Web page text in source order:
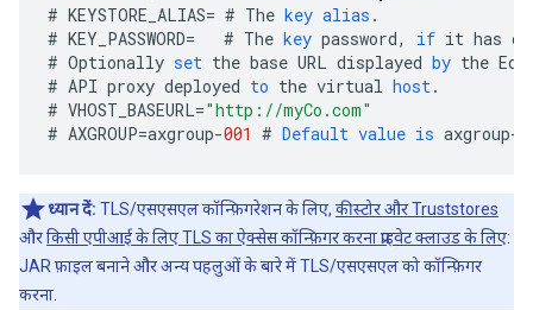
# KEYSTORE_ALIAS= # The key alias .
# KEY_PASSWORD= # The key password, if it has
# Optionally set the base URL displayed by the
# API proxy deployed to the virtual host.
# VHOST_BASEURL="http://myCo.com"
# AXGROUP=axgroup-001 # Default value is axgroup-
ध्यान दें: TLS/एसएसएल कॉन्फ़िगरेशन के लिए, कीस्टोर और Truststores
औरकिसी एपीआई के लिए TLS का ऐक्सेस कॉन्फ़िगर करना प्राइवेट क्लाउड के लिए:
JAR फ़ाइल बनाने और अन्य पहलुओं के बारे में TLS/एसएसएल को कॉन्फ़िगर
करना.